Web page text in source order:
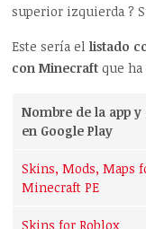
superior izquierda ?
Este sería ellistado
con Minecraft que ha
Nombre de la app y
en Google Play
Skins, Mods, Maps
Minecraft PE
Skins for Roblox